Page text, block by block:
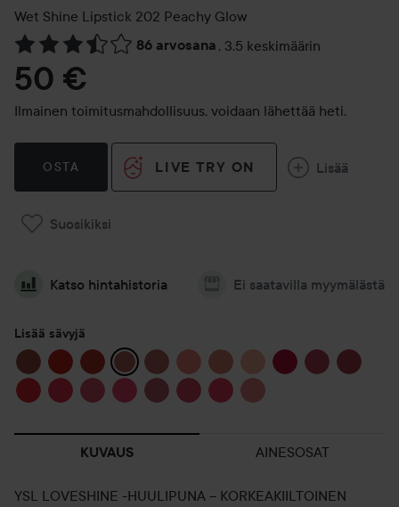
Wet Shine Lipstick 202 Peachy Glow
86 arvosana , 3.5 keskimäärin
Siirtyä jhk Arvosana & kommentit
50 €
Ilmainen toimitusmahdollisuus, voidaan lähettää heti.
OSTA LIVE TRY ON Lisää
Suosikiksi
Katso hintahistoria Ei saatavilla myymälästä
Lisää sävyjä
KUVAUS AINESOSAT
YSL LOVESHINE -HUULIPUNA – KORKEAKIILTOINEN